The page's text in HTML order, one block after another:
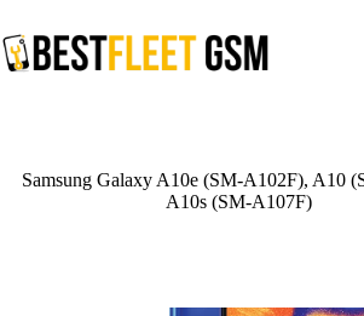
to
content
Samsung Galaxy A10e (SM-A102F), A10
A10s (SM-A107F)